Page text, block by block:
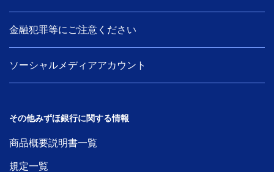
金融犯罪等にご注意ください
ソーシャルメディアアカウント
その他みずほ銀行に関する情報
商品概要説明書一覧
規定一覧